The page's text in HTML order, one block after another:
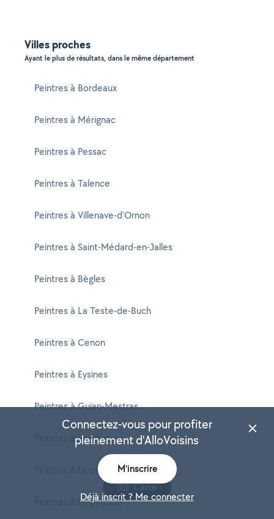
Villes proches
Ayant le plus de résultats, dans le même département
Peintres à Bordeaux
Peintres à Mérignac
Peintres à Pessac
Peintres à Talence
Peintres à Villenave-d'Ornon
Peintres à Saint-Médard-en-Jalles
Peintres à Bègles
Peintres à La Teste-de-Buch
Peintres à Cenon
Peintres à Eysines
Peintres à Gujan-Mestras
Peintres à Gradignan
Peintres à Libourne
Peintres à Le Bouscat
Carte
Connectez-vous pour profiter
pleinement d'AlloVoisins
M'inscrire
Déjà inscrit ? Me connecter